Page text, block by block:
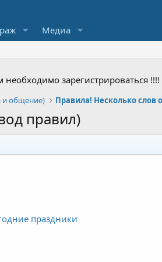
Медиа
зарегистрироваться !!!!
и общение)
правил)
праздники